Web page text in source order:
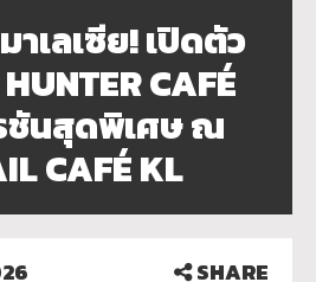
เลเซีย! เปิดตัว
CAFÉ
ชันสุดพิเศษ ณ
CAFÉ KL
SHARE